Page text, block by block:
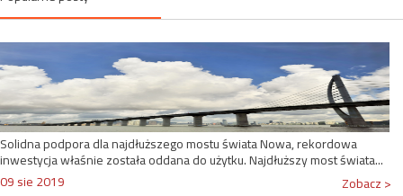
Solidna podpora dla najdłuższego mostu świata Nowa, rekordowa
inwestycja właśnie została oddana do użytku. Najdłuższy most świata...
09 sie 2019
Zobacz >